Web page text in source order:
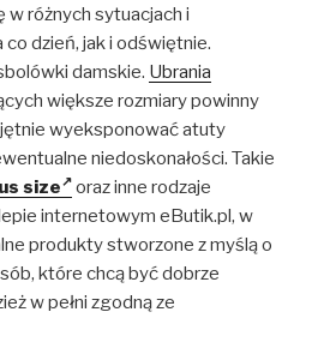
w różnych sytuacjach i
co dzień, jak i odświętnie.
damskie. Ubrania
większe rozmiary powinny
wyeksponować atuty
niedoskonałości. Takie
size
oraz inne rodzaje
internetowym eButik.pl, w
produkty stworzone z myślą o
które chcą być dobrze
w pełni zgodną ze